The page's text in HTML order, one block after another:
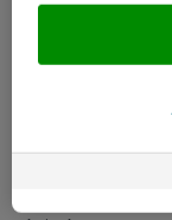
LinkedIn